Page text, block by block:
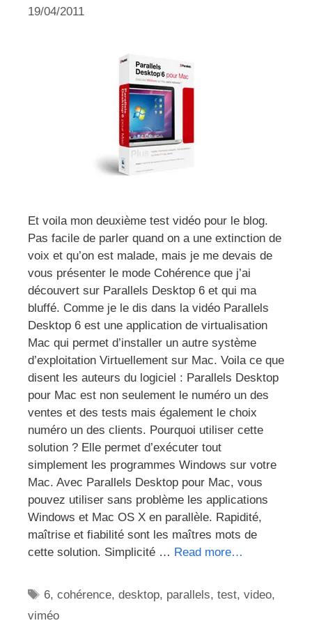
19/04/2011
Et voila mon deuxième test vidéo pour le blog.
Pas facile de parler quand on a une extinction de
voix et qu’on est malade, mais je me devais de
vous présenter le mode Cohérence que j’ai
découvert sur Parallels Desktop 6 et qui ma
bluffé. Comme je le dis dans la vidéo Parallels
Desktop 6 est une application de virtualisation
Mac qui permet d’installer un autre système
d’exploitation Virtuellement sur Mac. Voila ce que
disent les auteurs du logiciel : Parallels Desktop
pour Mac est non seulement le numéro un des
ventes et des tests mais également le choix
numéro un des clients. Pourquoi utiliser cette
solution ? Elle permet d’exécuter tout
simplement les programmes Windows sur votre
Mac. Avec Parallels Desktop pour Mac, vous
pouvez utiliser sans problème les applications
Windows et Mac OS X en parallèle. Rapidité,
maîtrise et fiabilité sont les maîtres mots de
cette solution. Simplicité … Read more…
Étiquettes
6,cohérence,desktop, parallels,test,video,
viméo